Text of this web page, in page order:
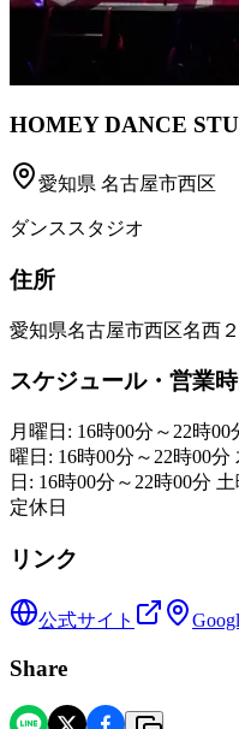
HOMEY DANCE
愛知県 名古屋市西区
ダンススタジオ
住所
愛知県名古屋市西区名西
スケジュール・営業
月曜日: 16時00分～22時
曜日: 16時00分～22時00
日: 16時00分～22時00分
定休日
リンク
公式サイト
Share